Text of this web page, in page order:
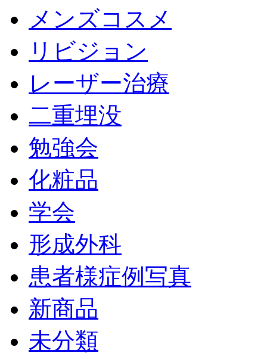
メンズコスメ
リビジョン
レーザー治療
二重埋没
勉強会
化粧品
学会
形成外科
患者様症例写真
新商品
未分類